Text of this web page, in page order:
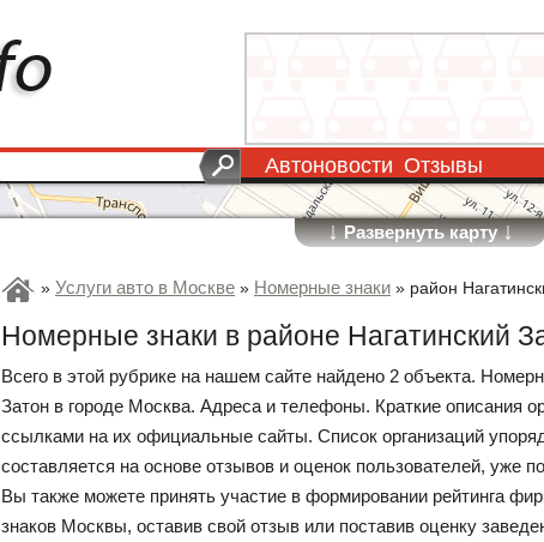
Автоновости Отзывы
↓Развернуть карту↓
» Услуги авто в Москве » Номерные знаки » район
Номерные знаки в районе Нагатинский
Всего в этой рубрике на нашем сайте найдено 2 объекта.
Затон в городе Москва. Адреса и телефоны. Краткие описания
ссылками на их официальные сайты. Список организаций
составляется на основе отзывов и оценок пользователей, уже
Вы также можете принять участие в формировании рейтинга
знаков Москвы, оставив свой отзыв или поставив оценку